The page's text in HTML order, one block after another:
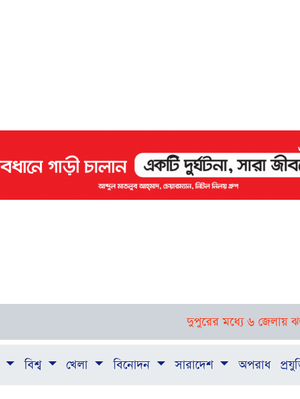
দুপুরের মধ্যে ৬ জেলায় ঝড়-
বিশ্ব খেলা বিনোদন সারাদেশ অপরাধ